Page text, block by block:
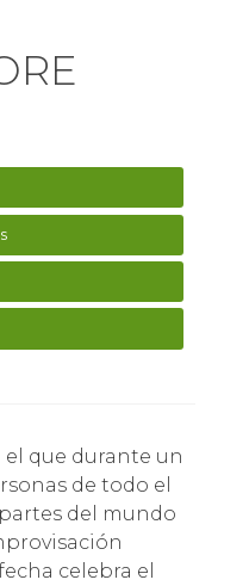
de todo el
del mundo
celebra el